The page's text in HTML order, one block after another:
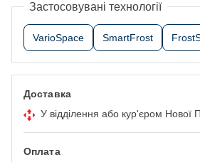
Застосовувані технології
VarioSpace SmartFrost
Доставка
У відділення або кур'єром Нової
Оплата